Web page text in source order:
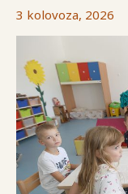
3 kolovoza, 2026